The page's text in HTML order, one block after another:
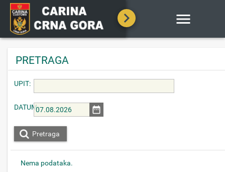

PRETRAGA
UPIT:
DATUM:
Pretraga
Nema podataka.